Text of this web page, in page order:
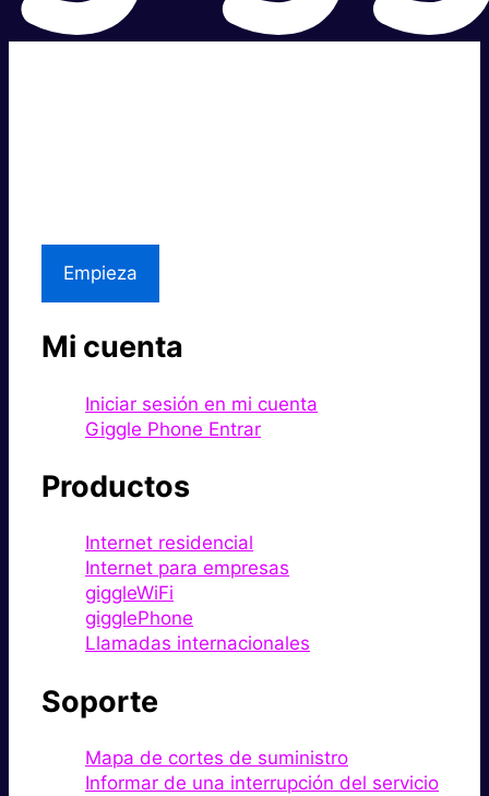
Empieza
Mi cuenta
Iniciar sesión en mi cuenta
Giggle Phone Entrar
Productos
Internet residencial
Internet para empresas
giggleWiFi
gigglePhone
Llamadas internacionales
Soporte
Mapa de cortes de suministro
Informar de una interrupción del servicio